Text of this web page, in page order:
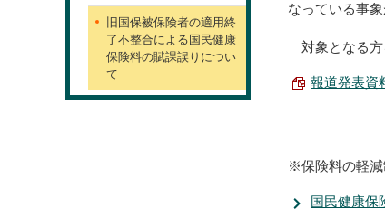
なっている事象
対象となる方
報道発表資
※保険料の軽減
国民健康保
旧国保被保険者の適用終
了不整合による国民健康
保険料の賦課誤りについ
て